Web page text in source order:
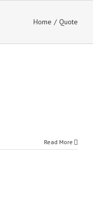
Home / Quote
Read More